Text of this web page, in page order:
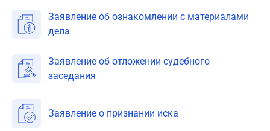
Заявление об ознакомлении с материалами
дела
Заявление об отложении судебного
заседания
Заявление о признании иска